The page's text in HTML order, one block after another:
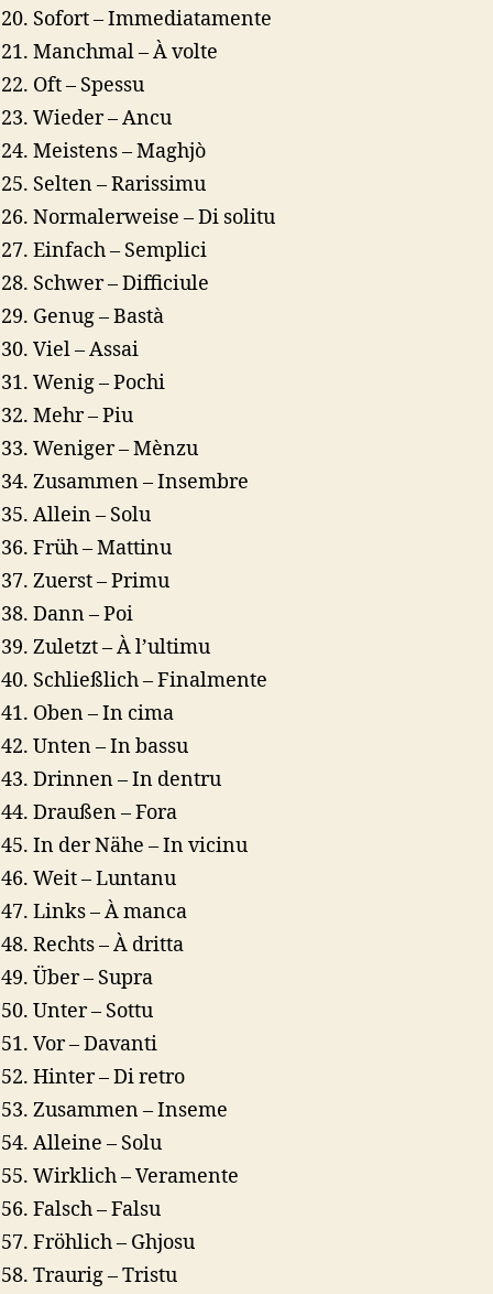
Sofort – Immediatamente
Manchmal – À volte
Oft – Spessu
Wieder – Ancu
Meistens – Maghjò
Selten – Rarissimu
Normalerweise – Di solitu
Einfach – Semplici
Schwer – Difficiule
Genug – Bastà
Viel – Assai
Wenig – Pochi
Mehr – Piu
Weniger – Mènzu
Zusammen – Insembre
Allein – Solu
Früh – Mattinu
Zuerst – Primu
Dann – Poi
Zuletzt – À l’ultimu
Schließlich – Finalmente
Oben – In cima
Unten – In bassu
Drinnen – In dentru
Draußen – Fora
In der Nähe – In vicinu
Weit – Luntanu
Links – À manca
Rechts – À dritta
Über – Supra
Unter – Sottu
Vor – Davanti
Hinter – Di retro
Zusammen – Inseme
Alleine – Solu
Wirklich – Veramente
Falsch – Falsu
Fröhlich – Ghjosu
Traurig – Tristu